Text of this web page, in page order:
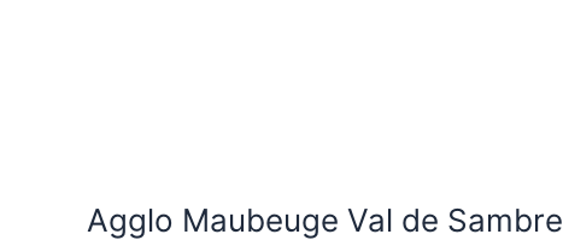
Agglo Maubeuge Val de Sambre